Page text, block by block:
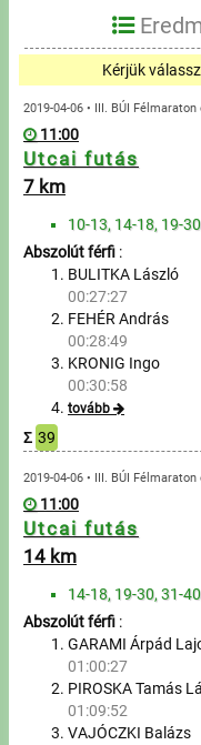
Adatvédelem
Üzenetek
Sportolók
Sportoló keresés
Nevezés
Sportágak
Futás
Kerékpározás
Multisportok
Úszás
Evezés
Hírek
Kérjük
2019-04-06 • III. BÚI
11:00
Utcai futás
7 km
10-13, 14-18, 19-
Abszolút férfi :
BULITKA László
00:27:27
FEHÉR András
00:28:49
KRONIG Ingo
00:30:58
tovább
Σ 39
2019-04-06 • III. BÚI
11:00
Utcai futás
14 km
14-18, 19-30, 31-
Abszolút férfi :
GARAMI Árpád
01:00:27
PIROSKA Tamás
01:09:52
VAJÓCZKI Balázs